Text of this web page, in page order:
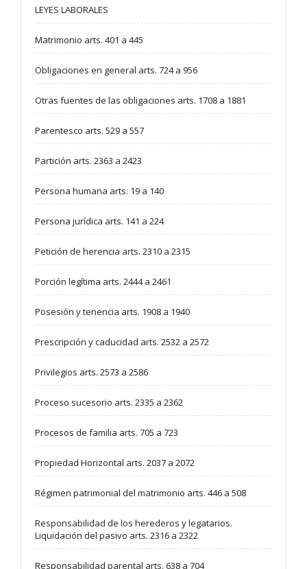
LEYES LABORALES
Matrimonio arts. 401 a 445
Obligaciones en general arts. 724 a 956
Otras fuentes de las obligaciones arts. 1708 a 1881
Parentesco arts. 529 a 557
Partición arts. 2363 a 2423
Persona humana arts. 19 a 140
Persona jurídica arts. 141 a 224
Petición de herencia arts. 2310 a 2315
Porción legítima arts. 2444 a 2461
Posesión y tenencia arts. 1908 a 1940
Prescripción y caducidad arts. 2532 a 2572
Privilegios arts. 2573 a 2586
Proceso sucesorio arts. 2335 a 2362
Procesos de familia arts. 705 a 723
Propiedad Horizontal arts. 2037 a 2072
Régimen patrimonial del matrimonio arts. 446 a 508
Responsabilidad de los herederos y legatarios.
Liquidación del pasivo arts. 2316 a 2322
Responsabilidad parental arts. 638 a 704